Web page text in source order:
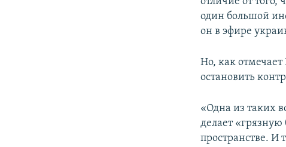
один большой
он в эфире
Но, как отмечает
остановить
«Одна из таких
делает
пространстве. И